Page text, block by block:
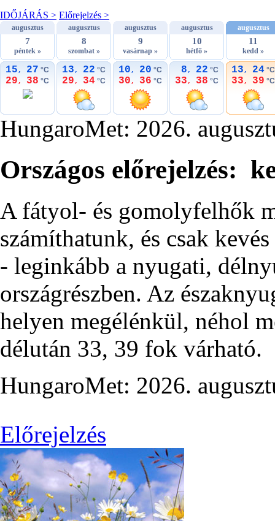
IDŐJÁRÁS > Előrejelzés >
augusztus
7
péntek »
15, 27 °C
29, 38 °C
augusztus
8
szombat »
13, 22 °C
29, 34 °C
augusztus
9
vasárnap »
10, 20 °C
30, 36 °C
augusztus
10
hétfő »
8, 22 °C
33, 38 °C
augusztus
11
kedd »
13, 24 °C
33, 39 °C
HungaroMet: 2026.
Országos előrejelzés:
A fátyol- és gomolyfelhők
számíthatunk, és csak
- leginkább a nyugati,
országrészben. Az
helyen megélénkül, néhol
délután 33, 39 fok várható.
HungaroMet: 2026.
Előrejelzés